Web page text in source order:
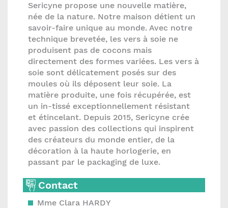
Sericyne propose une nouvelle matière,
née de la nature. Notre maison détient un
savoir-faire unique au monde. Avec notre
technique brevetée, les vers à soie ne
produisent pas de cocons mais
directement des formes variées. Les vers à
soie sont délicatement posés sur des
moules où ils déposent leur soie. La
matière produite, une fois récupérée, est
un in-tissé exceptionnellement résistant
et étincelant. Depuis 2015, Sericyne crée
avec passion des collections qui inspirent
des créateurs du monde entier, de la
décoration à la haute horlogerie, en
passant par le packaging de luxe.
Contact
Mme Clara HARDY